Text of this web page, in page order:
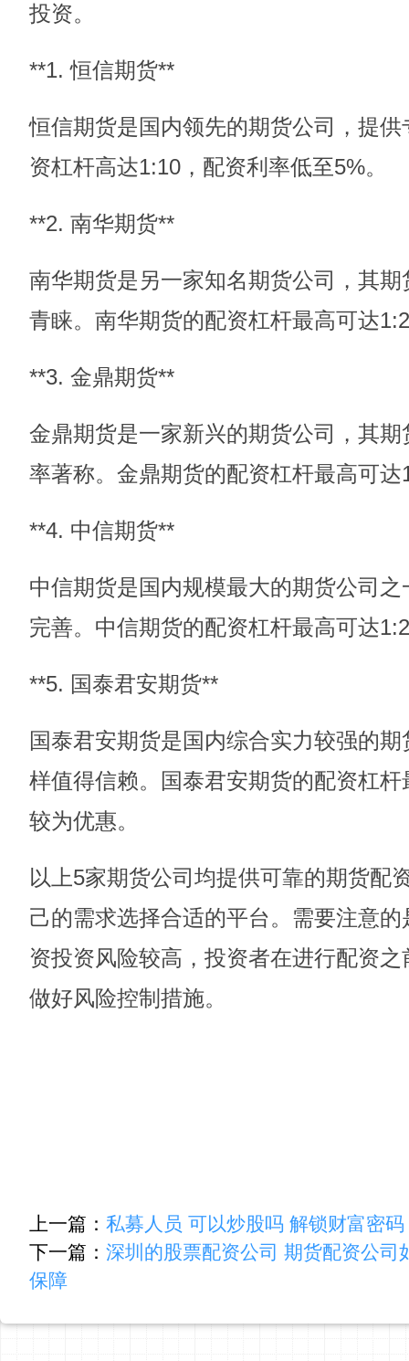
投资。
**1. 恒信期货**
恒信期货是国内领先的期货公司，提
资杠杆高达1:10，配资利率低至5%。
**2. 南华期货**
南华期货是另一家知名期货公司，其
青睐。南华期货的配资杠杆最高可达
**3. 金鼎期货**
金鼎期货是一家新兴的期货公司，其
率著称。金鼎期货的配资杠杆最高可
**4. 中信期货**
中信期货是国内规模最大的期货公司
完善。中信期货的配资杠杆最高可达
**5. 国泰君安期货**
国泰君安期货是国内综合实力较强的
样值得信赖。国泰君安期货的配资杠
较为优惠。
以上5家期货公司均提供可靠的期货配
己的需求选择合适的平台。需要注意
资投资风险较高，投资者在进行配资
做好风险控制措施。
上一篇： 私募人员 可以炒股吗 解锁财富密
下一篇： 深圳的股票配资公司 期货配资公司
保障